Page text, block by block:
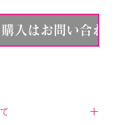
入はお問い合わせ